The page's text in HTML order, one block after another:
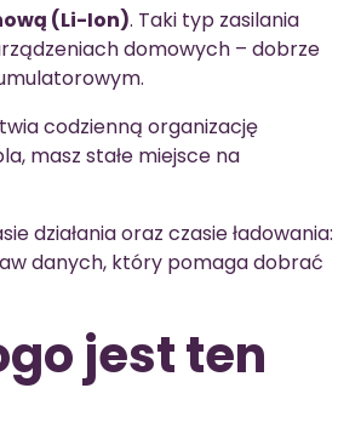
(Li-Ion). Taki typ zasilania
domowych – dobrze
codzienną organizację
masz stałe miejsce na
działania oraz czasie ładowania:
danych, który pomaga dobrać
jest ten